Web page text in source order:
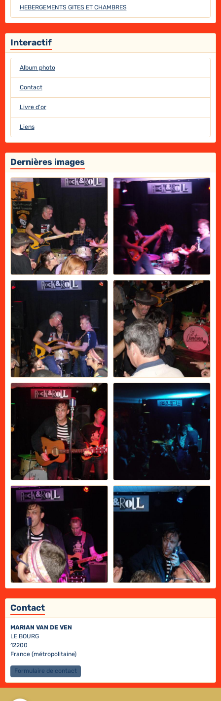
HEBERGEMENTS GITES ET CHAMBRES
Interactif
Album photo
Contact
Livre d'or
Liens
Dernières images
Contact
MARIAN VAN DE VEN
LE BOURG
12200
France (métropolitaine)
Formulaire de contact